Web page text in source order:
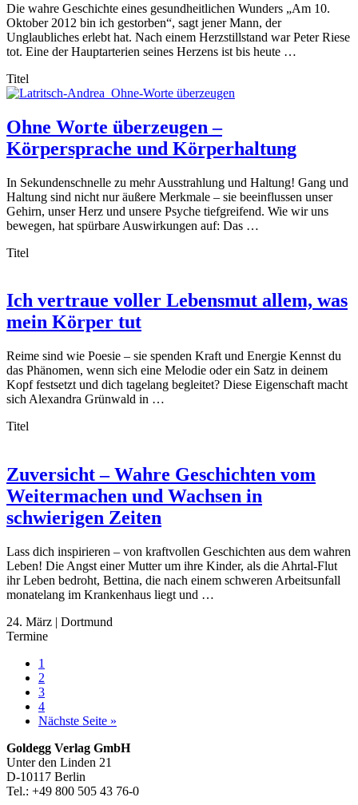
Die wahre Geschichte eines gesundheitlichen Wunders „Am 10.
Oktober 2012 bin ich gestorben“, sagt jener Mann, der
Unglaubliches erlebt hat. Nach einem Herzstillstand war Peter Riese
tot. Eine der Hauptarterien seines Herzens ist bis heute …
Titel
Ohne Worte überzeugen –
Körpersprache und Körperhaltung
In Sekundenschnelle zu mehr Ausstrahlung und Haltung! Gang und
Haltung sind nicht nur äußere Merkmale – sie beeinflussen unser
Gehirn, unser Herz und unsere Psyche tiefgreifend. Wie wir uns
bewegen, hat spürbare Auswirkungen auf: Das …
Titel
Ich vertraue voller Lebensmut allem, was
mein Körper tut
Reime sind wie Poesie – sie spenden Kraft und Energie Kennst du
das Phänomen, wenn sich eine Melodie oder ein Satz in deinem
Kopf festsetzt und dich tagelang begleitet? Diese Eigenschaft macht
sich Alexandra Grünwald in …
Titel
Zuversicht – Wahre Geschichten vom
Weitermachen und Wachsen in
schwierigen Zeiten
Lass dich inspirieren – von kraftvollen Geschichten aus dem wahren
Leben! Die Angst einer Mutter um ihre Kinder, als die Ahrtal-Flut
ihr Leben bedroht, Bettina, die nach einem schweren Arbeitsunfall
monatelang im Krankenhaus liegt und …
24. März | Dortmund
Termine
Seite
1
Seite
2
Seite
3
Seite
4
Nächste Seite aufrufen
»
Footer-
Section
Goldegg Verlag GmbH
Unter den Linden 21
D-10117 Berlin
Tel.: +49 800 505 43 76-0